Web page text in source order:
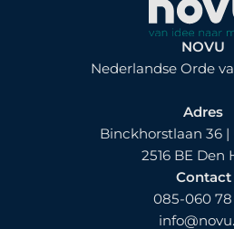
NOVU
Nederlandse Orde
Adres
Binckhorstlaan 36
2516 BE Den
Contact
085-060 78